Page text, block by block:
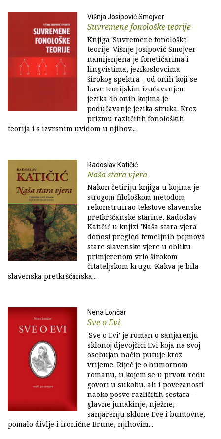
Višnja Josipović Smojver
Suvremene fonološke teorije
Knjiga 'Suvremene fonološke
teorije' Višnje Josipović Smojver
namijenjena je fonetičarima i
lingvistima, jezikoslovcima
širokog spektra – od onih koji se
bave teorijskim izučavanjem
jezika do onih kojima je
podučavanje jezika struka. Kroz
prizmu različitih fonoloških
teorija i s izvrsnim uvidom u njihov...
Radoslav Katičić
Naša stara vjera
Nakon četiriju knjiga u kojima je
strogom filološkom metodom
rekonstruirao tekstove slavenske
pretkršćanske starine, Radoslav
Katičić u knjizi 'Naša stara vjera'
donosi pregled temeljnih pojmova
stare slavenske vjere u obliku
primjerenom vrlo širokom
čitateljskom krugu. Kakva je bila
slavenska pretkršćanska...
Nena Lončar
Sve o Evi
'Sve o Evi' je roman o sanjarenju
sklonoj djevojčici Evi koja na svoj
osebujan način putuje kroz
vrijeme. Riječ je o humornom
romanu, u kojem se u prvom redu
govori u sukobu, ali i povezanosti
naoko posve različitih sestara –
glavne junakinje, nježne,
sanjarenju sklone Eve i buntovne,
pomalo divlje i ironične Brune, njihovim...